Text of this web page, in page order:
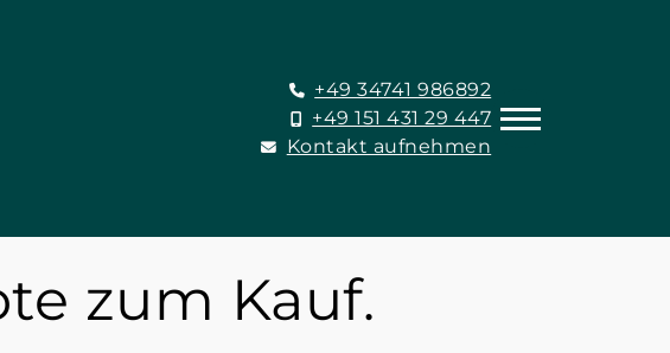
+49 34741 986892
+49 151 431 29 447
Kontakt aufnehmen
zum Kauf.